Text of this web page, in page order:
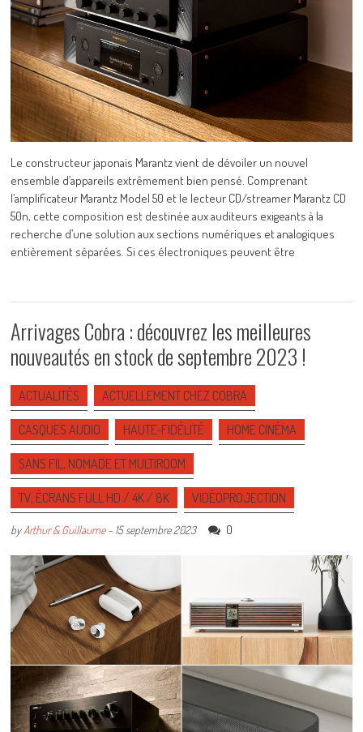
Le constructeur japonais Marantz vient de dévoiler un nouvel
ensemble d’appareils extrêmement bien pensé. Comprenant
l’amplificateur Marantz Model 50 et le lecteur CD/streamer Marantz CD
50n, cette composition est destinée aux auditeurs exigeants à la
recherche d’une solution aux sections numériques et analogiques
entièrement séparées. Si ces électroniques peuvent être
Arrivages Cobra : découvrez les meilleures
nouveautés en stock de septembre 2023 !
ACTUALITÉS ACTUELLEMENT CHEZ COBRA
CASQUES AUDIO HAUTE-FIDÉLITÉ HOME CINÉMA
SANS FIL, NOMADE ET MULTIROOM
TV, ÉCRANS FULL HD / 4K / 8K VIDÉOPROJECTION
byArthur & Guillaume- 15 septembre 2023 0